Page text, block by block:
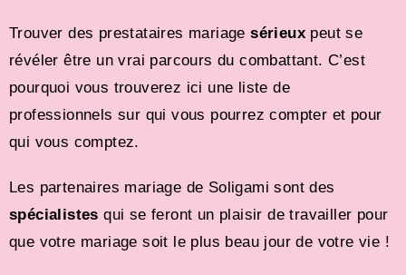
Trouver des prestataires mariagesérieux peut se
révéler être un vrai parcours du combattant. C’est
pourquoi vous trouverez ici une liste de
professionnels sur qui vous pourrez compter et pour
qui vous comptez.
Les partenaires mariage de Soligami sont des
spécialistes qui se feront un plaisir de travailler pour
que votre mariage soit le plus beau jour de votre vie !